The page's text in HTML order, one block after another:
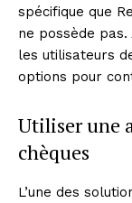
spécifique que
ne possède
les utilisateurs
options pour
Utiliser une
chèques
L’une des